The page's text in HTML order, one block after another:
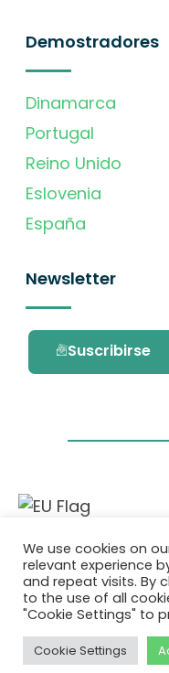
Demostradores
Dinamarca
Portugal
Reino Unido
Eslovenia
España
Newsletter
Suscribirse
Este proyecto ha
programa de
Horizonte 2020
del acuerdo de
Política de
We use cookies on
relevant experience
and repeat visits. By
to the use of all
"Cookie Settings" to
Cookie Settings